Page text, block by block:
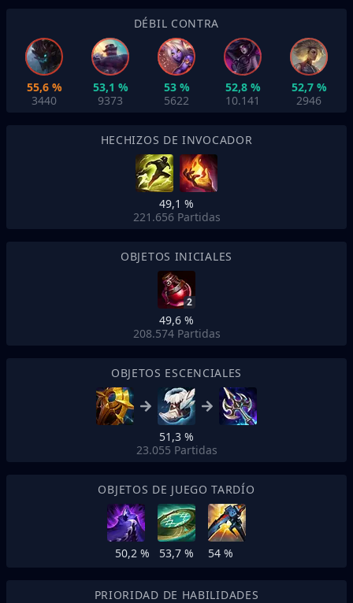
DÉBIL CONTRA
55,6 %
3440
53,1 %
9373
53 %
5622
52,8 %
10.141
52,7 %
2946
HECHIZOS DE INVOCADOR
49,1 %
221.656 Partidas
OBJETOS INICIALES
2
49,6 %
208.574 Partidas
OBJETOS ESCENCIALES
51,3 %
23.055 Partidas
OBJETOS DE JUEGO TARDÍO
50,2 % 53,7 % 54 %
PRIORIDAD DE HABILIDADES